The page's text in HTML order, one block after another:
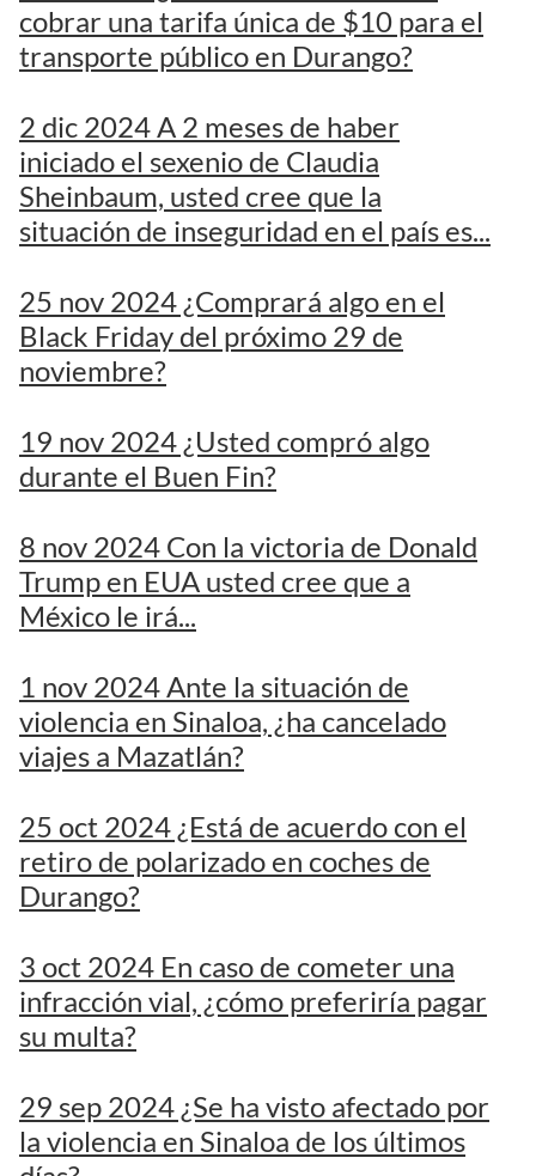
cobrar una tarifa única de $10 para el
transporte público en Durango?
2 dic 2024 A 2 meses de haber
iniciado el sexenio de Claudia
Sheinbaum, usted cree que la
situación de inseguridad en el país es...
25 nov 2024 ¿Comprará algo en el
Black Friday del próximo 29 de
noviembre?
19 nov 2024 ¿Usted compró algo
durante el Buen Fin?
8 nov 2024 Con la victoria de Donald
Trump en EUA usted cree que a
México le irá...
1 nov 2024 Ante la situación de
violencia en Sinaloa, ¿ha cancelado
viajes a Mazatlán?
25 oct 2024 ¿Está de acuerdo con el
retiro de polarizado en coches de
Durango?
3 oct 2024 En caso de cometer una
infracción vial, ¿cómo preferiría pagar
su multa?
29 sep 2024 ¿Se ha visto afectado por
la violencia en Sinaloa de los últimos